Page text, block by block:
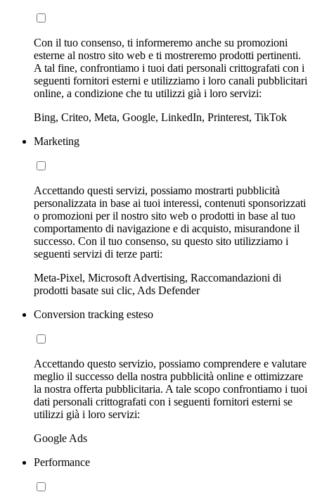
Con il tuo consenso, ti informeremo anche su promozioni
esterne al nostro sito web e ti mostreremo prodotti pertinenti.
A tal fine, confrontiamo i tuoi dati personali crittografati con i
seguenti fornitori esterni e utilizziamo i loro canali pubblicitari
online, a condizione che tu utilizzi già i loro servizi:
Bing, Criteo, Meta, Google, LinkedIn, Printerest, TikTok
Marketing
Accettando questi servizi, possiamo mostrarti pubblicità
personalizzata in base ai tuoi interessi, contenuti sponsorizzati
o promozioni per il nostro sito web o prodotti in base al tuo
comportamento di navigazione e di acquisto, misurandone il
successo. Con il tuo consenso, su questo sito utilizziamo i
seguenti servizi di terze parti:
Meta-Pixel, Microsoft Advertising, Raccomandazioni di
prodotti basate sui clic, Ads Defender
Conversion tracking esteso
Accettando questo servizio, possiamo comprendere e valutare
meglio il successo della nostra pubblicità online e ottimizzare
la nostra offerta pubblicitaria. A tale scopo confrontiamo i tuoi
dati personali crittografati con i seguenti fornitori esterni se
utilizzi già i loro servizi:
Google Ads
Performance